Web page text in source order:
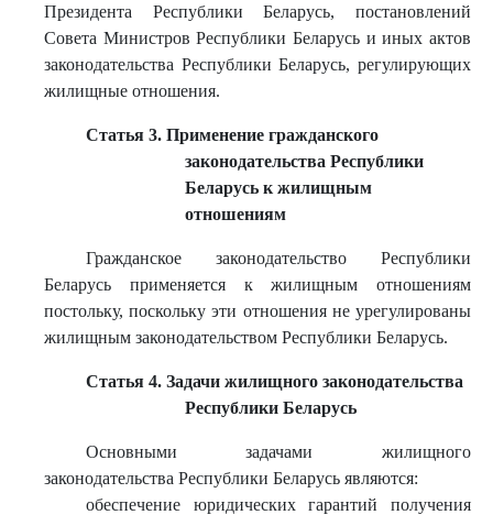
Президента Республики Беларусь, постановлений
Совета Министров Республики Беларусь и иных актов
законодательства Республики Беларусь, регулирующих
жилищные отношения.
Статья 3. Применение гражданского
законодательства Республики
Беларусь к жилищным
отношениям
Гражданское законодательство Республики
Беларусь применяется к жилищным отношениям
постольку, поскольку эти отношения не урегулированы
жилищным законодательством Республики Беларусь.
Статья 4. Задачи жилищного законодательства
Республики Беларусь
Основными задачами жилищного
законодательства Республики Беларусь являются:
обеспечение юридических гарантий получения